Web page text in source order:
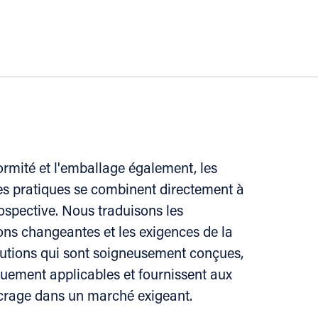
et l'emballage également, les
pratiques se combinent directement à
Nous traduisons les
changeantes et les exigences de la
qui sont soigneusement conçues,
applicables et fournissent aux
dans un marché exigeant.